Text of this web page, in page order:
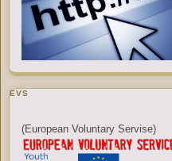
EVS
(European Voluntary Servise)